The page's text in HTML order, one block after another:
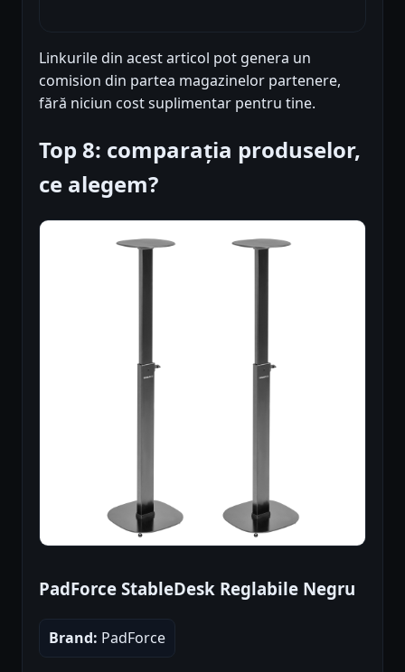
Linkurile din acest articol pot genera un
comision din partea magazinelor partenere,
fără niciun cost suplimentar pentru tine.
Top 8: comparația produselor,
ce alegem?
PadForce StableDesk Reglabile Negru
Brand: PadForce